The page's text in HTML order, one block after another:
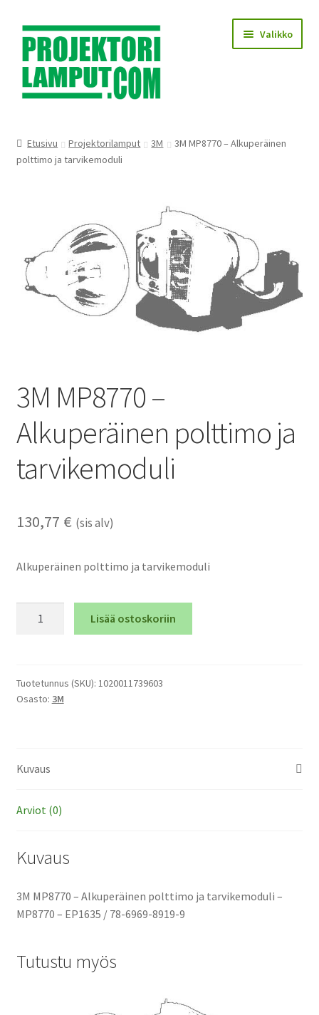
Siirry
navigointiin
Siirry
sisältöön
Valikko
Käyttöehdot
valikko
Yhteystiedot
KIRJAUDU
Etusivu Projektorilamput 3M
3M MP8770 – Alkuperäinen
polttimo ja tarvikemoduli
3M MP8770 –
Alkuperäinen polttimo ja
tarvikemoduli
130,77 € (sis alv)
Alkuperäinen polttimo ja tarvikemoduli
polttimo
ja
Lisää ostoskoriin
Tuotetunnus (SKU): 1020011739603
Osasto: 3M
Kuvaus
Arviot (0)
Kuvaus
3M MP8770 – Alkuperäinen polttimo ja tarvikemoduli –
MP8770 – EP1635 / 78-6969-8919-9
Tutustu myös